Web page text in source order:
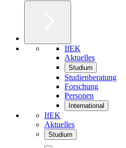
IfEK
Aktuelles
Studium
Studienberatung
Forschung
Personen
International
IfEK
Aktuelles
Studium